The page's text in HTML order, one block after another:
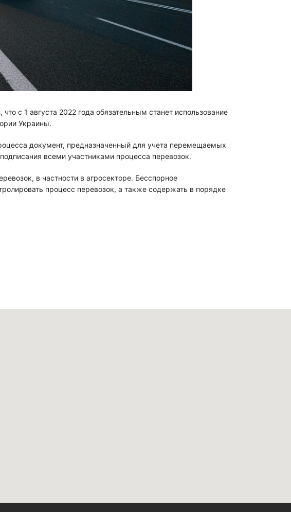
с 1 августа 2022 года обязательным станет использование
Украины.
документ, предназначенный для учета перемещаемых
всеми участниками процесса перевозок.
в частности в агросекторе. Бесспорное
процесс перевозок, а также содержать в порядке